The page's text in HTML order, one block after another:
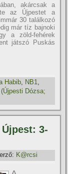
akárcsak a
az Újpestet a
30 találkozó
már tíz bajnoki
a zöld-fehérek
játszó Puskás
Habib, NB1,
Dózsa;
Újpest: 3-
K@rcsi